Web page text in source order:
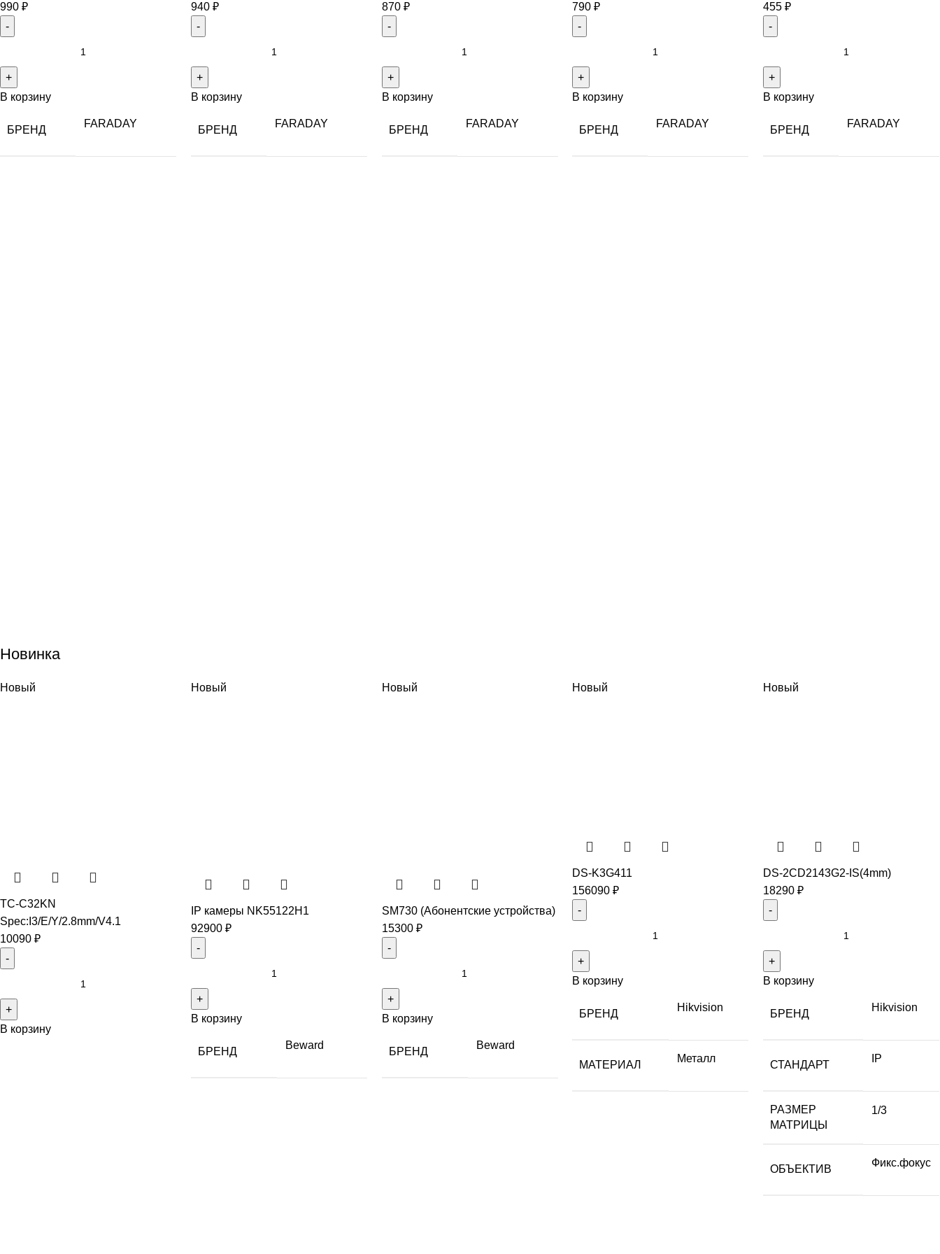
990 ₽
В корзину
БРЕНД
FARADAY
940 ₽
В корзину
БРЕНД
FARADAY
870 ₽
В корзину
БРЕНД
FARADAY
790₽
В корзину
БРЕНД
FARADAY
455₽
В корзину
БРЕНД
FARADAY
Новинка
Новый
TC-C32KN
Spec:I3/E/Y/2.8mm/V4.1
10090 ₽
В корзину
Новый
IP камеры NK55122H1
92900 ₽
В корзину
БРЕНД
Beward
Новый
SM730 (Абонентские устройства)
15300 ₽
В корзину
БРЕНД
Beward
Новый
DS-K3G411
156090₽
В корзину
БРЕНД
Hikvision
МАТЕРИАЛ
Металл
Новый
DS-2CD2143G2-IS(4mm)
18290₽
В корзину
БРЕНД
Hikvision
СТАНДАРТ
IP
РАЗМЕР
МАТРИЦЫ
1/3
ОБЪЕКТИВ
Фикс.фокус